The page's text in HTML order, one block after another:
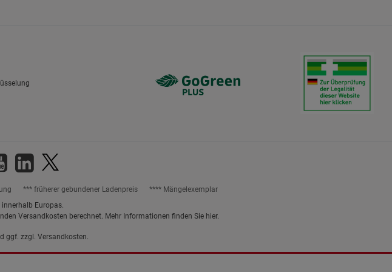
*** früherer gebundener Ladenpreis
**** Mängelexemplar
Europas.
Versandkosten berechnet. Mehr Informationen finden Sie hier.
ggf. zzgl. Versandkosten.